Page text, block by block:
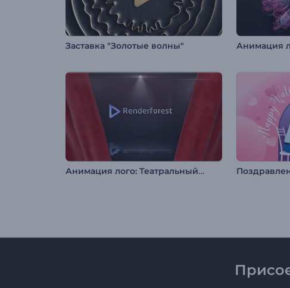
Заставка "Золотые волны"
Анимация лого: Театральный занавес